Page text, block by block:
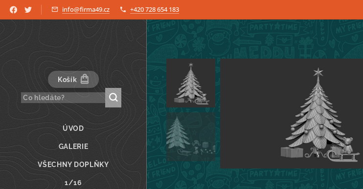
info@firma49.cz +420 728 654 183
Košík
ÚVOD
GALERIE
VŠECHNY DOPLŇKY
1/16